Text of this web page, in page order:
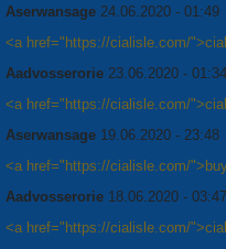
Aserwansage 24.06.2020 - 01:49
<a href="https://cialisle.com/
Aadvosserorie 23.06.2020 - 01:34
<a href="https://cialisle.com/
Aserwansage 19.06.2020 - 23:48
<a href="https://cialisle.com/
Aadvosserorie 18.06.2020 - 03:47
<a href="https://cialisle.com/